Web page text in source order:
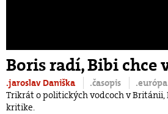
Boris radí, Bibi chce
.jaroslav Daniška .časopis .európa
Trikrát o politických vodcoch v Británii,
kritike.